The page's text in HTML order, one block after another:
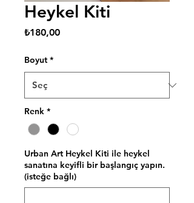
Heykel Kiti
₺180,00Fiyat
Boyut *
Renk *
Urban Art Heykel Kiti ile heykel
sanatına keyifli bir başlangıç yapın.
(isteğe bağlı)